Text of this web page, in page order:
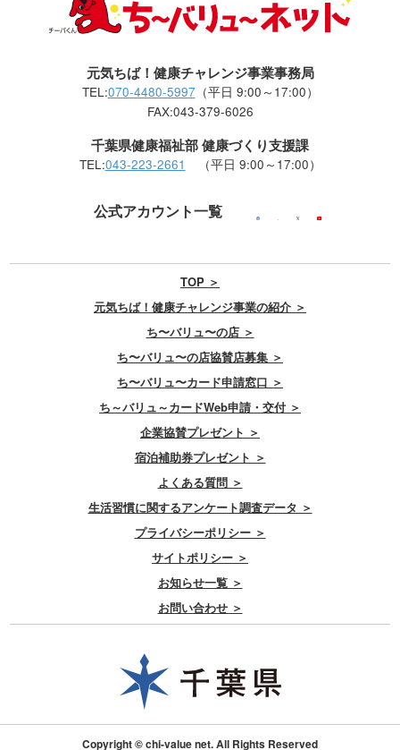
元気ちば！健康チャレンジ事業事務局
TEL:070-4480-5997 （平日 9:00～17:00）
FAX:043-379-6026
千葉県健康福祉部 健康づくり支援課
TEL:043-223-2661 （平日 9:00～17:00）
公式アカウント一覧
TOP ＞
元気ちば！健康チャレンジ事業の紹介 ＞
ち〜バリュ〜の店 ＞
ち〜バリュ〜の店協賛店募集 ＞
ち〜バリュ〜カード申請窓口 ＞
ち～バリュ～カードWeb申請・交付 ＞
企業協賛プレゼント ＞
宿泊補助券プレゼント ＞
よくある質問 ＞
生活習慣に関するアンケート調査データ ＞
プライバシーポリシー ＞
サイトポリシー ＞
お知らせ一覧 ＞
お問い合わせ ＞
Copyright © chi-value net. All Rights Reserved